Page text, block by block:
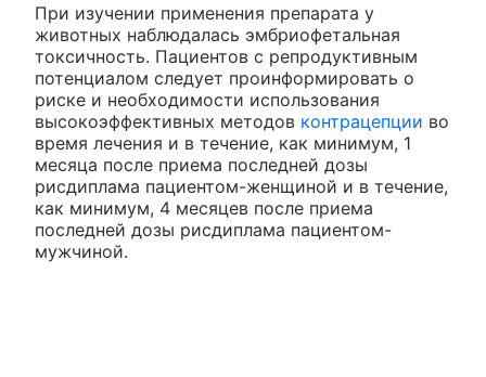
При изучении применения препарата у
животных наблюдалась эмбриофетальная
токсичность. Пациентов с репродуктивным
потенциалом следует проинформировать о
риске и необходимости использования
высокоэффективных методов контрацепции во
время лечения и в течение, как минимум, 1
месяца после приема последней дозы
рисдиплама пациентом-женщиной и в течение,
как минимум, 4 месяцев после приема
последней дозы рисдиплама пациентом-
мужчиной.